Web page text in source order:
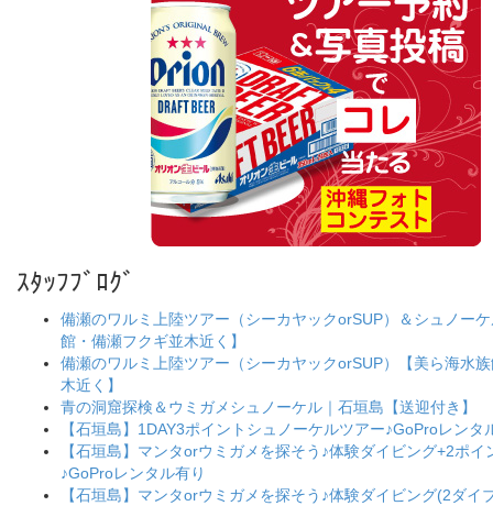
ｽﾀｯﾌﾌﾞﾛｸﾞ
備瀬のワルミ上陸ツアー（シーカヤックorSUP）＆シュノー
館・備瀬フクギ並木近く】
備瀬のワルミ上陸ツアー（シーカヤックorSUP）【美ら海水
木近く】
青の洞窟探検＆ウミガメシュノーケル｜石垣島【送迎付き】
【石垣島】1DAY3ポイントシュノーケルツアー♪GoProレンタ
【石垣島】マンタorウミガメを探そう♪体験ダイビング+2ポイ
♪GoProレンタル有り
【石垣島】マンタorウミガメを探そう♪体験ダイビング(2ダイ